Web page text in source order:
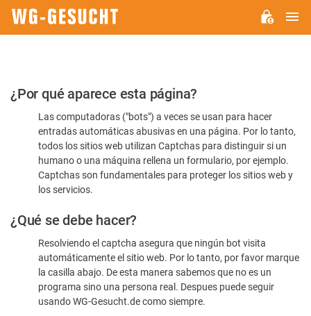
Por
favor,
confirme
humano
¿Por qué aparece esta página?
Las computadoras ("bots") a veces se usan para hacer
entradas automáticas abusivas en una página. Por lo tanto,
todos los sitios web utilizan Captchas para distinguir si un
humano o una máquina rellena un formulario, por ejemplo.
Captchas son fundamentales para proteger los sitios web y
los servicios.
¿Qué se debe hacer?
Resolviendo el captcha asegura que ningún bot visita
automáticamente el sitio web. Por lo tanto, por favor marque
la casilla abajo. De esta manera sabemos que no es un
programa sino una persona real. Despues puede seguir
usando WG-Gesucht.de como siempre.